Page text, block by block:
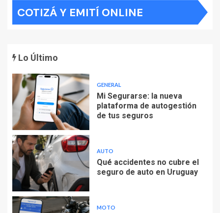
COTIZÁ Y EMITÍ ONLINE
Lo Último
GENERAL
Mi Segurarse: la nueva
plataforma de autogestión
de tus seguros
AUTO
Qué accidentes no cubre el
seguro de auto en Uruguay
MOTO